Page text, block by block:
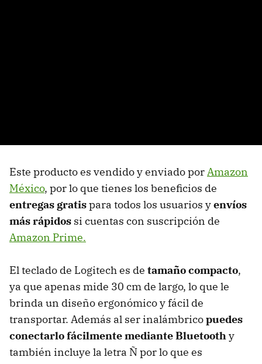
Este producto es vendido y enviado porAmazon
México, por lo que tienes los beneficios de
entregas gratispara todos los usuarios yenvíos
más rápidos si cuentas con suscripción de
Amazon Prime.
El teclado de Logitech es de tamaño compacto,
ya que apenas mide 30 cm de largo, lo que le
brinda un diseño ergonómico y fácil de
transportar. Además al ser inalámbricopuedes
conectarlo fácilmente mediante Bluetoothy
también incluye la letra Ñ por lo que es